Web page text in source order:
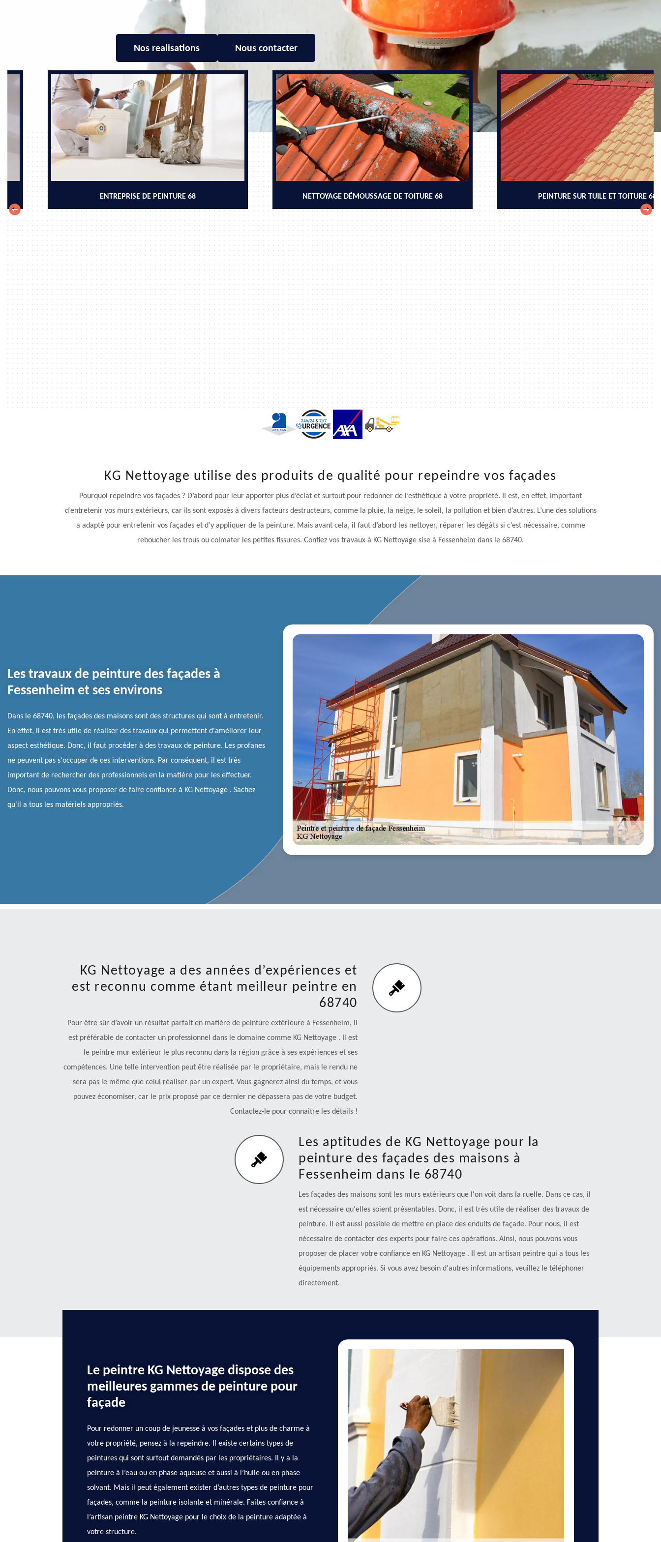
Nos realisations Nous contacter
ENTREPRISE DE PEINTURE 68 NETTOYAGE DÉMOUSSAGE DE TOITURE 68 PEINTURE SUR TUILE ET TOITURE 68
KG Nettoyage utilise des produits de qualité pour repeindre vos façades
Pourquoi repeindre vos façades ? D’abord pour leur apporter plus d’éclat et surtout pour redonner de l’esthétique à votre propriété. Il est, en effet, important
d’entretenir vos murs extérieurs, car ils sont exposés à divers facteurs destructeurs, comme la pluie, la neige, le soleil, la pollution et bien d’autres. L’une des solutions
a adapté pour entretenir vos façades et d’y appliquer de la peinture. Mais avant cela, il faut d’abord les nettoyer, réparer les dégâts si c’est nécessaire, comme
reboucher les trous ou colmater les petites fissures. Confiez vos travaux à KG Nettoyage sise à Fessenheim dans le 68740.
Les travaux de peinture des façades à
Fessenheim et ses environs
Dans le 68740, les façades des maisons sont des structures qui sont à entretenir.
En effet, il est très utile de réaliser des travaux qui permettent d'améliorer leur
aspect esthétique. Donc, il faut procéder à des travaux de peinture. Les profanes
ne peuvent pas s'occuper de ces interventions. Par conséquent, il est très
important de rechercher des professionnels en la matière pour les effectuer.
Donc, nous pouvons vous proposer de faire confiance à KG Nettoyage . Sachez
qu'il a tous les matériels appropriés.
KG Nettoyage a des années d’expériences et
est reconnu comme étant meilleur peintre en
68740
Pour être sûr d’avoir un résultat parfait en matière de peinture extérieure à Fessenheim, il
est préférable de contacter un professionnel dans le domaine comme KG Nettoyage . Il est
le peintre mur extérieur le plus reconnu dans la région grâce à ses expériences et ses
compétences. Une telle intervention peut être réalisée par le propriétaire, mais le rendu ne
sera pas le même que celui réaliser par un expert. Vous gagnerez ainsi du temps, et vous
pouvez économiser, car le prix proposé par ce dernier ne dépassera pas de votre budget.
Contactez-le pour connaitre les détails !
Les aptitudes de KG Nettoyage pour la
peinture des façades des maisons à
Fessenheim dans le 68740
Les façades des maisons sont les murs extérieurs que l'on voit dans la ruelle. Dans ce cas, il
est nécessaire qu'elles soient présentables. Donc, il est très utile de réaliser des travaux de
peinture. Il est aussi possible de mettre en place des enduits de façade. Pour nous, il est
nécessaire de contacter des experts pour faire ces opérations. Ainsi, nous pouvons vous
proposer de placer votre confiance en KG Nettoyage . Il est un artisan peintre qui a tous les
équipements appropriés. Si vous avez besoin d'autres informations, veuillez le téléphoner
directement.
Le peintre KG Nettoyage dispose des
meilleures gammes de peinture pour
façade
Pour redonner un coup de jeunesse à vos façades et plus de charme à
votre propriété, pensez à la repeindre. Il existe certains types de
peintures qui sont surtout demandés par les propriétaires. Il y a la
peinture à l’eau ou en phase aqueuse et aussi à l’huile ou en phase
solvant. Mais il peut également exister d’autres types de peinture pour
façades, comme la peinture isolante et minérale. Faites confiance à
l’artisan peintre KG Nettoyage pour le choix de la peinture adaptée à
votre structure.